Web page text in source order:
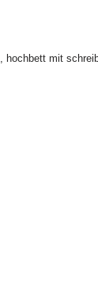
, hochbett mit